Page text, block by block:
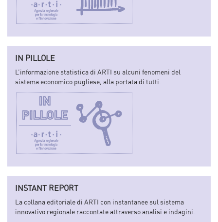
IN PILLOLE
L’informazione statistica di ARTI su alcuni fenomeni del
sistema economico pugliese, alla portata di tutti.
INSTANT REPORT
La collana editoriale di ARTI con instantanee sul sistema
innovativo regionale raccontate attraverso analisi e indagini.